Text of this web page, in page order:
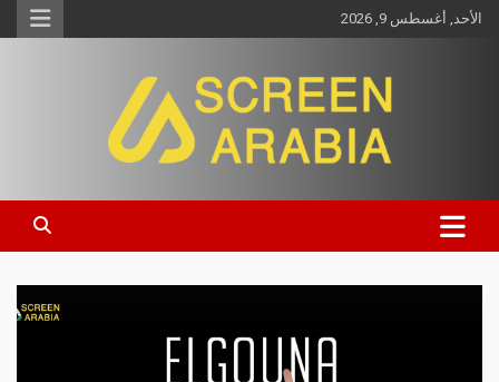
الأحد, أغسطس 9, 2026
Screen Arabia